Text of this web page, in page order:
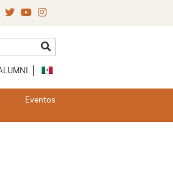
Eventos